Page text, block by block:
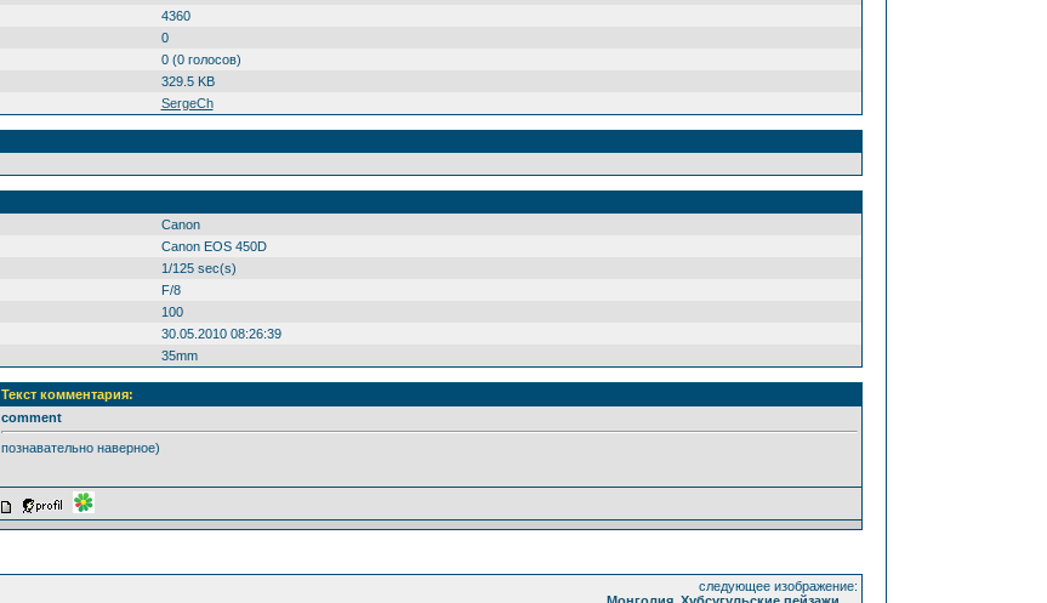
4360
0
0 (0 голосов)
329.5 KB
SergeCh
Canon
Canon EOS 450D
1/125 sec(s)
F/8
100
30.05.2010 08:26:39
35mm
Текст комментария:
comment
познавательно наверное)
следующее изображение: